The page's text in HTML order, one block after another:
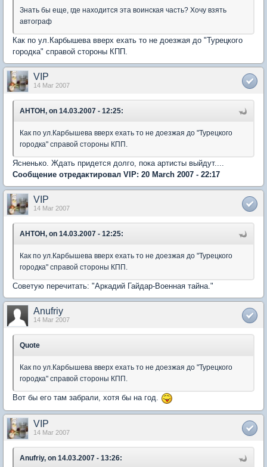
Знать бы еще, где находится эта воинская часть? Хочу взять
автограф
Как по ул.Карбышева вверх ехать то не доезжая до "Турецкого
городка" справой стороны КПП.
VIP
14 Mar 2007
AHTOH, on 14.03.2007 - 12:25:
Как по ул.Карбышева вверх ехать то не доезжая до "Турецкого
городка" справой стороны КПП.
Ясненько. Ждать придется долго, пока артисты выйдут....
Сообщение отредактировал VIP: 20 March 2007 - 22:17
VIP
14 Mar 2007
AHTOH, on 14.03.2007 - 12:25:
Как по ул.Карбышева вверх ехать то не доезжая до "Турецкого
городка" справой стороны КПП.
Советую перечитать: "Аркадий Гайдар-Военная тайна."
Anufriy
14 Mar 2007
Quote
Как по ул.Карбышева вверх ехать то не доезжая до "Турецкого
городка" справой стороны КПП.
Вот бы его там забрали, хотя бы на год.
VIP
14 Mar 2007
Anufriy, on 14.03.2007 - 13:26: